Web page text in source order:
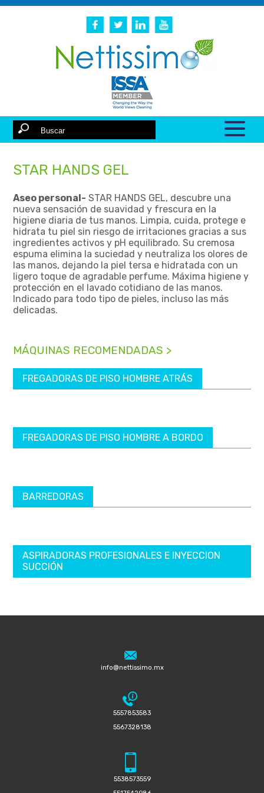
STAR HANDS GEL
Aseo personal- STAR HANDS GEL, descubre una
nueva sensación de suavidad y frescura en la
higiene diaria de tus manos. Limpia, cuida, protege e
hidrata tu piel sin riesgo de irritaciones gracias a sus
ingredientes activos y pH equilibrado. Su cremosa
espuma elimina la suciedad y neutraliza los olores de
las manos, dejando la piel tersa e hidratada con un
ligero toque de agradable perfume. Máxima higiene y
protección en el lavado cotidiano de las manos.
Indicado para todo tipo de pieles, incluso las más
delicadas.
MÁQUINAS RECOMENDADAS >
FREGADORAS DE PISO HOMBRE ATRÁS
FREGADORAS DE PISO HOMBRE A BORDO
BARREDORAS
ASPIRADORAS PROFESIONALES E INYECCION
SUCCIÓN
info@nettissimo.mx
5557853583
5567328138
5538573559